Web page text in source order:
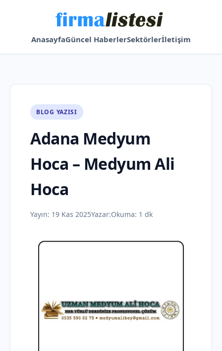
AnasayfaGüncel HaberlerSektörlerİletişim
BLOG YAZISI
Adana Medyum
Hoca – Medyum Ali
Hoca
Yayın: 19 Kas 2025Yazar:Okuma: 1 dk